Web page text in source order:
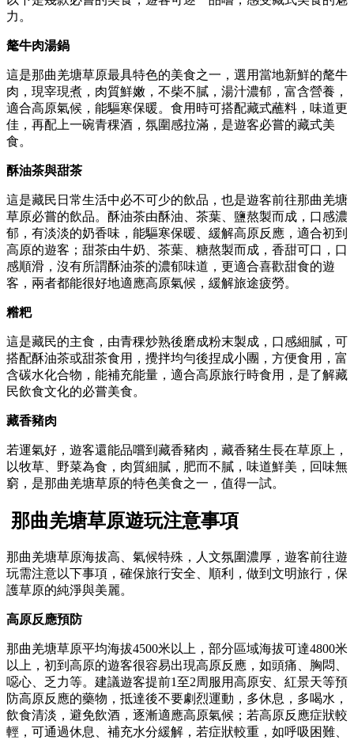
力。
氂牛肉湯鍋
這是那曲羌塘草原最具特色的美食之一，選用當地新鮮的氂牛
肉，現宰現煮，肉質鮮嫩，不柴不膩，湯汁濃郁，富含營養，
適合高原氣候，能驅寒保暖。食用時可搭配藏式蘸料，味道更
佳，再配上一碗青稞酒，氛圍感拉滿，是遊客必嘗的藏式美
食。
酥油茶與甜茶
這是藏民日常生活中必不可少的飲品，也是遊客前往那曲羌塘
草原必嘗的飲品。酥油茶由酥油、茶葉、鹽熬製而成，口感濃
郁，有淡淡的奶香味，能驅寒保暖、緩解高原反應，適合初到
高原的遊客；甜茶由牛奶、茶葉、糖熬製而成，香甜可口，口
感順滑，沒有所謂酥油茶的濃郁味道，更適合喜歡甜食的遊
客，兩者都能很好地適應高原氣候，緩解旅途疲勞。
糌粑
這是藏民的主食，由青稞炒熟後磨成粉末製成，口感細膩，可
搭配酥油茶或甜茶食用，攪拌均勻後捏成小團，方便食用，富
含碳水化合物，能補充能量，適合高原旅行時食用，是了解藏
民飲食文化的必嘗美食。
藏香豬肉
若運氣好，遊客還能品嚐到藏香豬肉，藏香豬生長在草原上，
以牧草、野菜為食，肉質細膩，肥而不膩，味道鮮美，回味無
窮，是那曲羌塘草原的特色美食之一，值得一試。
那曲羌塘草原遊玩注意事項
那曲羌塘草原海拔高、氣候特殊，人文氛圍濃厚，遊客前往遊
玩需注意以下事項，確保旅行安全、順利，做到文明旅行，保
護草原的純淨與美麗。
高原反應預防
那曲羌塘草原平均海拔4500米以上，部分區域海拔可達4800米
以上，初到高原的遊客很容易出現高原反應，如頭痛、胸悶、
噁心、乏力等。建議遊客提前1至2周服用高原安、紅景天等預
防高原反應的藥物，抵達後不要劇烈運動，多休息，多喝水，
飲食清淡，避免飲酒，逐漸適應高原氣候；若高原反應症狀較
輕，可通過休息、補充水分緩解，若症狀較重，如呼吸困難、